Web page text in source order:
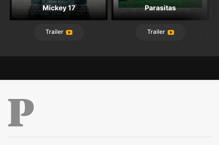
Mickey 17
Trailer
Parasitas
Trailer